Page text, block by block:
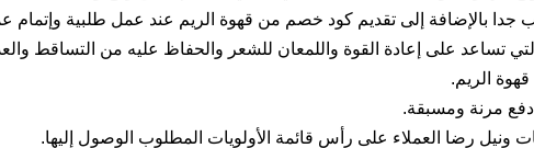
جدا بالإضافة إلى تقديم كود خصم من قهوة الريم عند عمل طلبية وإتمام
تساعد على إعادة القوة واللمعان للشعر والحفاظ عليه من التساقط
الريم.
مرنة ومسبقة.
ونيل رضا العملاء على رأس قائمة الأولويات المطلوب الوصول إليها.